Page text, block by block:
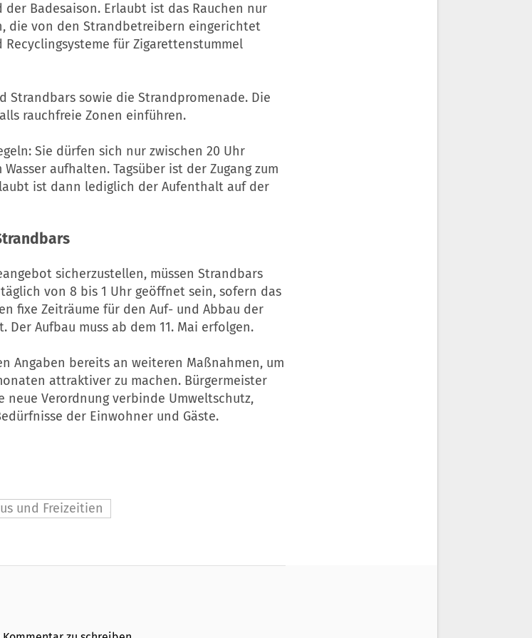
Badesaison. Erlaubt ist das Rauchen nur
die von den Strandbetreibern eingerichtet
für Zigarettenstummel
Strandbars sowie die Strandpromenade. Die
rauchfreie Zonen einführen.
Sie dürfen sich nur zwischen 20 Uhr
aufhalten. Tagsüber ist der Zugang zum
ist dann lediglich der Aufenthalt auf der
sicherzustellen, müssen Strandbars
von 8 bis 1 Uhr geöffnet sein, sofern das
fixe Zeiträume für den Auf- und Abbau der
Aufbau muss ab dem 11. Mai erfolgen.
Angaben bereits an weiteren Maßnahmen, um
attraktiver zu machen. Bürgermeister
Verordnung verbinde Umweltschutz,
der Einwohner und Gäste.
und Freizeitien